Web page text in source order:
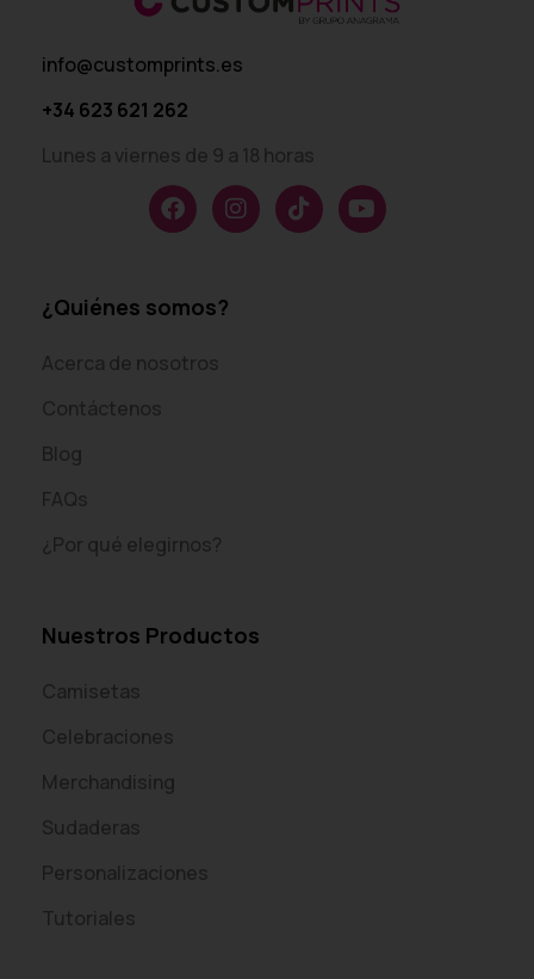
info@customprints.es
+34 623 621 262
Lunes a viernes de 9 a 18 horas
¿Quiénes somos?
Acerca de nosotros
Contáctenos
Blog
FAQs
¿Por qué elegirnos?
Nuestros Productos
Camisetas
Celebraciones
Merchandising
Sudaderas
Personalizaciones
Tutoriales